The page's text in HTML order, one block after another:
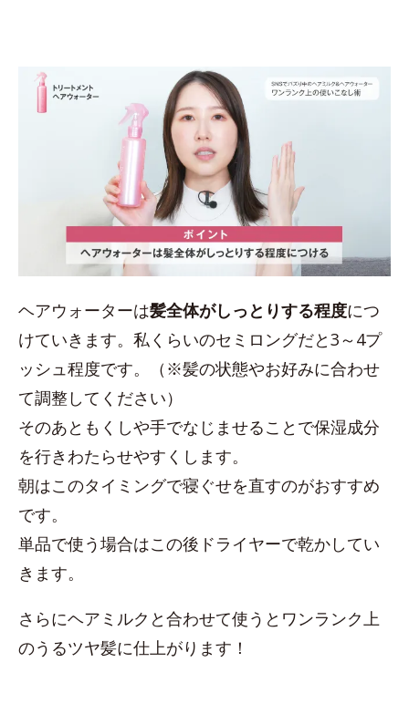
ヘアウォーターは髪全体がしっとりする程度につ
けていきます。私くらいのセミロングだと3～4プ
ッシュ程度です。（※髪の状態やお好みに合わせ
て調整してください）
そのあともくしや手でなじませることで保湿成分
を行きわたらせやすくします。
朝はこのタイミングで寝ぐせを直すのがおすすめ
です。
単品で使う場合はこの後ドライヤーで乾かしてい
きます。
さらにヘアミルクと合わせて使うとワンランク上
のうるツヤ髪に仕上がります！